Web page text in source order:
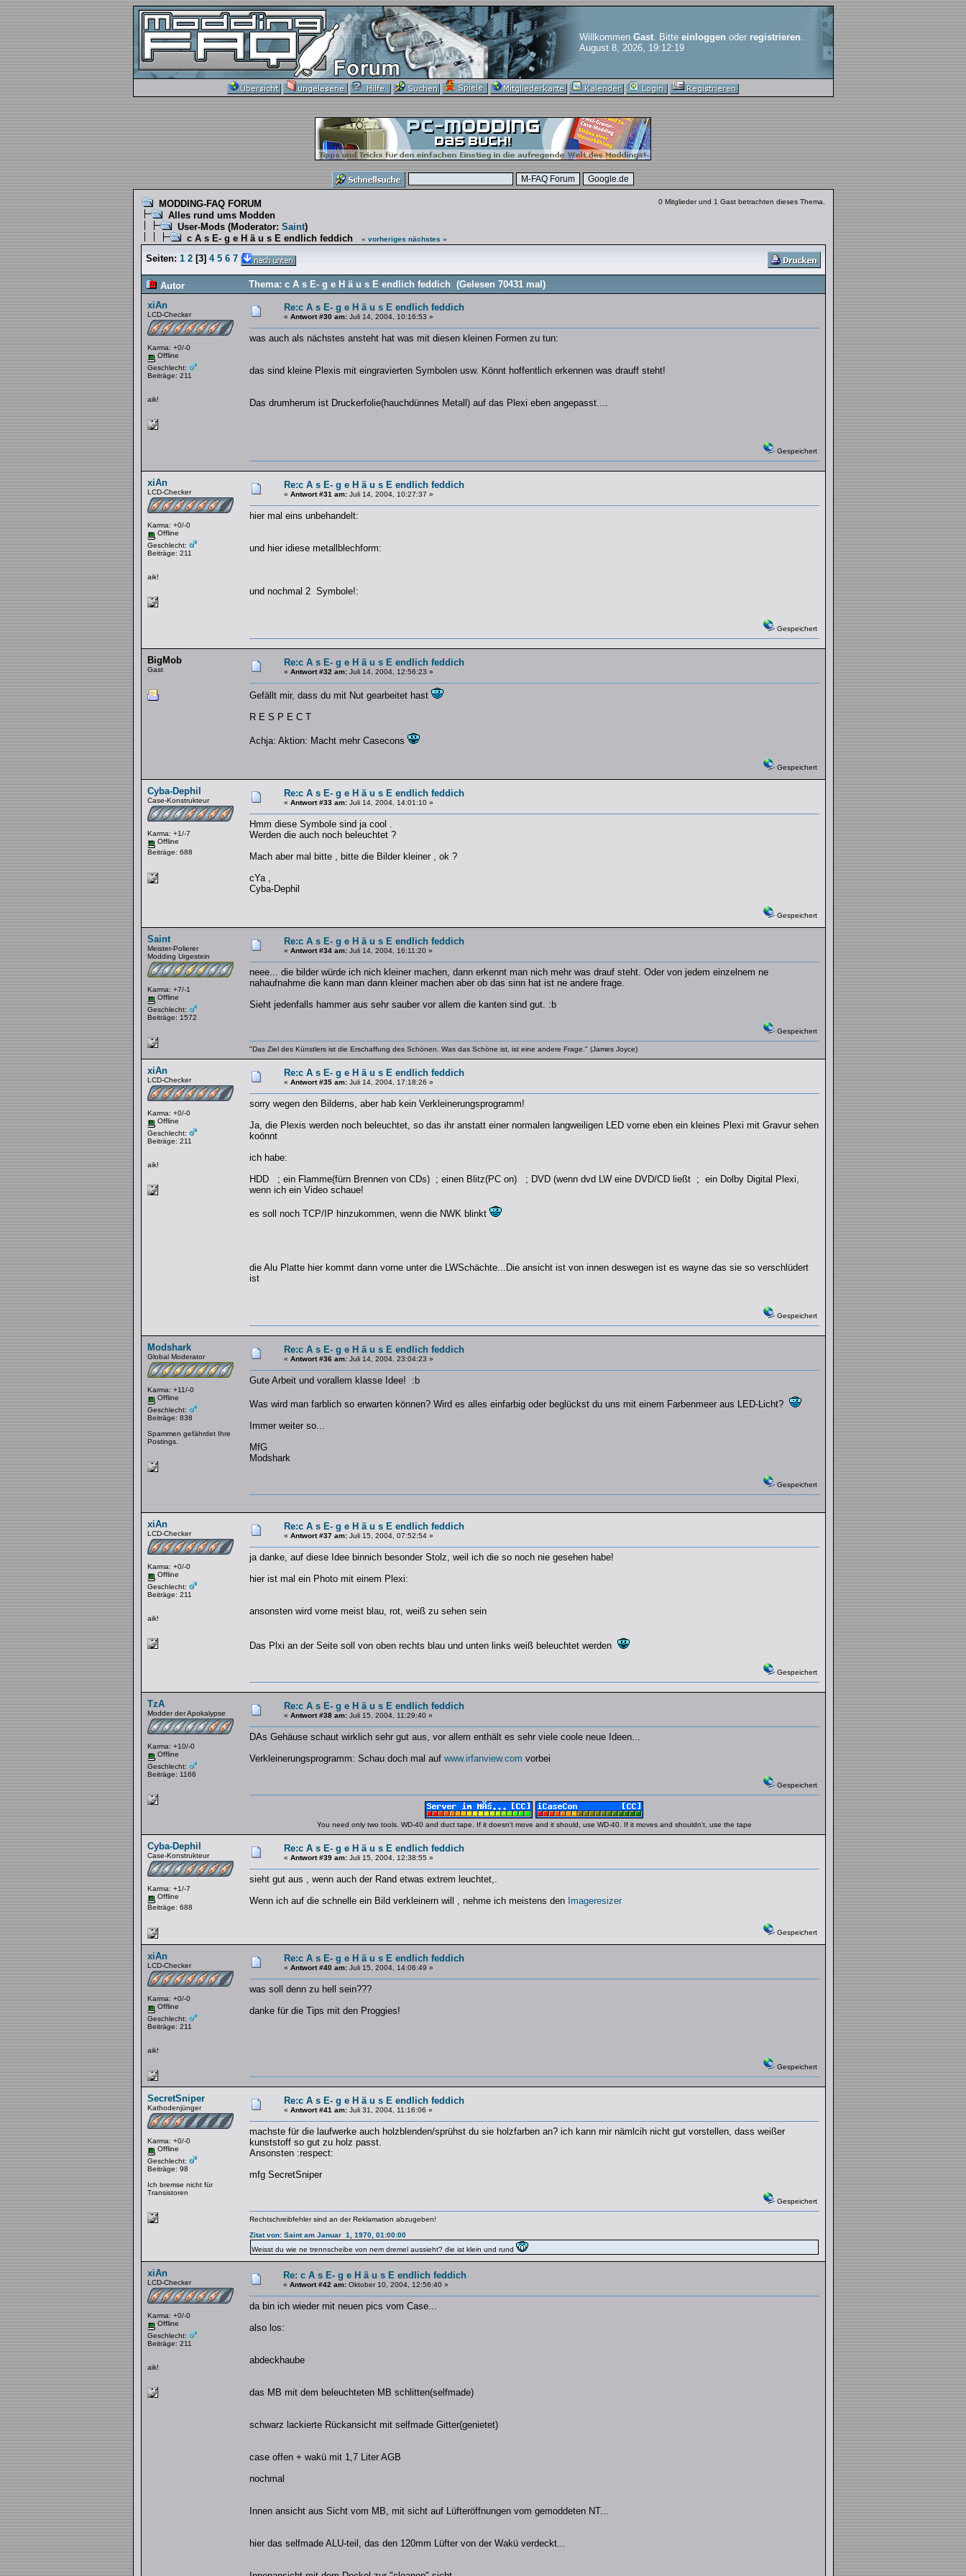
Willkommen Gast. Bitte einloggenoder registrieren.
August 8, 2026, 19:12:19
MODDING-FAQ FORUM
Alles rund ums Modden
User-Mods(Moderator: Saint)
c A s E- g e H ä u s E endlich feddich
« vorheriges nächstes »
0 Mitglieder und 1 Gast betrachten dieses Thema.
Seiten: 1 2[3] 4 5 6 7
Autor
Thema: c A s E- g e H ä u s E endlich feddich (Gelesen 70431 mal)
xiAn
LCD-Checker
Karma: +0/-0
Offline
Geschlecht:
Beiträge: 211
aik!
Re:c A s E- g e H ä u s E endlich feddich
« Antwort #30 am:Juli 14, 2004, 10:16:53 »
was auch als nächstes ansteht hat was mit diesen kleinen Formen zu tun:
das sind kleine Plexis mit eingravierten Symbolen usw. Könnt hoffentlich erkennen was drauff steht!
Das drumherum ist Druckerfolie(hauchdünnes Metall) auf das Plexi eben angepasst....
Gespeichert
xiAn
LCD-Checker
Karma: +0/-0
Offline
Geschlecht:
Beiträge: 211
aik!
Re:c A s E- g e H ä u s E endlich feddich
« Antwort #31 am:Juli 14, 2004, 10:27:37 »
hier mal eins unbehandelt:
und hier idiese metallblechform:
und nochmal 2 Symbole!:
Gespeichert
BigMob
Gast
Re:c A s E- g e H ä u s E endlich feddich
« Antwort #32 am:Juli 14, 2004, 12:56:23 »
Gefällt mir, dass du mit Nut gearbeitet hast
R E S P E C T
Achja: Aktion: Macht mehr Casecons
Gespeichert
Cyba-Dephil
Case-Konstrukteur
Karma: +1/-7
Offline
Beiträge: 688
Re:c A s E- g e H ä u s E endlich feddich
« Antwort #33 am:Juli 14, 2004, 14:01:10 »
Hmm diese Symbole sind ja cool .
Werden die auch noch beleuchtet ?
Mach aber mal bitte , bitte die Bilder kleiner , ok ?
cYa ,
Cyba-Dephil
Gespeichert
Saint
Meister-Polierer
Modding Urgestein
Karma: +7/-1
Offline
Geschlecht:
Beiträge: 1572
Re:c A s E- g e H ä u s E endlich feddich
« Antwort #34 am:Juli 14, 2004, 16:11:20 »
neee... die bilder würde ich nich kleiner machen, dann erkennt man nich mehr was drauf steht. Oder von jedem einzelnem ne
nahaufnahme die kann man dann kleiner machen aber ob das sinn hat ist ne andere frage.
Sieht jedenfalls hammer aus sehr sauber vor allem die kanten sind gut. :b
Gespeichert
"Das Ziel des Künstlers ist die Erschaffung des Schönen. Was das Schöne ist, ist eine andere Frage." (James Joyce)
xiAn
LCD-Checker
Karma: +0/-0
Offline
Geschlecht:
Beiträge: 211
aik!
Re:c A s E- g e H ä u s E endlich feddich
« Antwort #35 am:Juli 14, 2004, 17:18:26 »
sorry wegen den Bilderns, aber hab kein Verkleinerungsprogramm!
Ja, die Plexis werden noch beleuchtet, so das ihr anstatt einer normalen langweiligen LED vorne eben ein kleines Plexi mit Gravur sehen
koönnt
ich habe:
HDD ; ein Flamme(fürn Brennen von CDs) ; einen Blitz(PC on) ; DVD (wenn dvd LW eine DVD/CD ließt ; ein Dolby Digital Plexi,
wenn ich ein Video schaue!
es soll noch TCP/IP hinzukommen, wenn die NWK blinkt
die Alu Platte hier kommt dann vorne unter die LWSchächte...Die ansicht ist von innen deswegen ist es wayne das sie so verschlüdert
ist
Gespeichert
Modshark
Global Moderator
Karma: +11/-0
Offline
Geschlecht:
Beiträge: 838
Spammen gefährdet Ihre
Postings.
Re:c A s E- g e H ä u s E endlich feddich
« Antwort #36 am:Juli 14, 2004, 23:04:23 »
Gute Arbeit und vorallem klasse Idee! :b
Was wird man farblich so erwarten können? Wird es alles einfarbig oder beglückst du uns mit einem Farbenmeer aus LED-Licht?
Immer weiter so...
MfG
Modshark
Gespeichert
xiAn
LCD-Checker
Karma: +0/-0
Offline
Geschlecht:
Beiträge: 211
aik!
Re:c A s E- g e H ä u s E endlich feddich
« Antwort #37 am:Juli 15, 2004, 07:52:54 »
ja danke, auf diese Idee binnich besonder Stolz, weil ich die so noch nie gesehen habe!
hier ist mal ein Photo mit einem Plexi:
ansonsten wird vorne meist blau, rot, weiß zu sehen sein
Das Plxi an der Seite soll von oben rechts blau und unten links weiß beleuchtet werden
Gespeichert
TzA
Modder der Apokalypse
Karma: +10/-0
Offline
Geschlecht:
Beiträge: 1166
Re:c A s E- g e H ä u s E endlich feddich
« Antwort #38 am:Juli 15, 2004, 11:29:40 »
DAs Gehäuse schaut wirklich sehr gut aus, vor allem enthält es sehr viele coole neue Ideen...
Verkleinerungsprogramm: Schau doch mal auf www.irfanview.com vorbei
Gespeichert
You need only two tools. WD-40 and duct tape. If it doesn't move and it should, use WD-40. If it moves and shouldn't, use the tape
Cyba-Dephil
Case-Konstrukteur
Karma: +1/-7
Offline
Beiträge: 688
Re:c A s E- g e H ä u s E endlich feddich
« Antwort #39 am:Juli 15, 2004, 12:38:55 »
sieht gut aus , wenn auch der Rand etwas extrem leuchtet,.
Wenn ich auf die schnelle ein Bild verkleinern will , nehme ich meistens den Imageresizer
Gespeichert
xiAn
LCD-Checker
Karma: +0/-0
Offline
Geschlecht:
Beiträge: 211
aik!
Re:c A s E- g e H ä u s E endlich feddich
« Antwort #40 am:Juli 15, 2004, 14:06:49 »
was soll denn zu hell sein???
danke für die Tips mit den Proggies!
Gespeichert
SecretSniper
Kathodenjünger
Karma: +0/-0
Offline
Geschlecht:
Beiträge: 98
Ich bremse nicht für
Transistoren
Re:c A s E- g e H ä u s E endlich feddich
« Antwort #41 am:Juli 31, 2004, 11:16:06 »
machste für die laufwerke auch holzblenden/sprühst du sie holzfarben an? ich kann mir nämlcih nicht gut vorstellen, dass weißer
kunststoff so gut zu holz passt.
Ansonsten :respect:
mfg SecretSniper
Gespeichert
Rechtschreibfehler sind an der Reklamation abzugeben!
Zitat von: Saint am Januar 1, 1970, 01:00:00
Weisst du wie ne trennscheibe von nem dremel aussieht? die ist klein und rund
xiAn
LCD-Checker
Karma: +0/-0
Offline
Geschlecht:
Beiträge: 211
aik!
Re: c A s E- g e H ä u s E endlich feddich
« Antwort #42 am:Oktober 10, 2004, 12:56:40 »
da bin ich wieder mit neuen pics vom Case...
also los:
abdeckhaube
das MB mit dem beleuchteten MB schlitten(selfmade)
schwarz lackierte Rückansicht mit selfmade Gitter(genietet)
case offen + wakü mit 1,7 Liter AGB
nochmal
Innen ansicht aus Sicht vom MB, mit sicht auf Lüfteröffnungen vom gemoddeten NT...
hier das selfmade ALU-teil, das den 120mm Lüfter von der Wakü verdeckt...